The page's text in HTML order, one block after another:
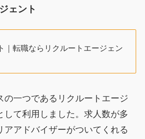
ェント
｜転職ならリクルートエージェン
の一つであるリクルートエージ
して利用しました。求人数が多
アアドバイザーがついてくれる